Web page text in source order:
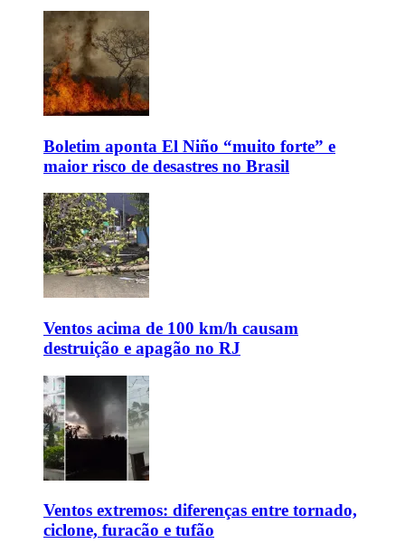
Boletim aponta El Niño “muito forte” e
maior risco de desastres no Brasil
Ventos acima de 100 km/h causam
destruição e apagão no RJ
Ventos extremos: diferenças entre tornado,
ciclone, furacão e tufão